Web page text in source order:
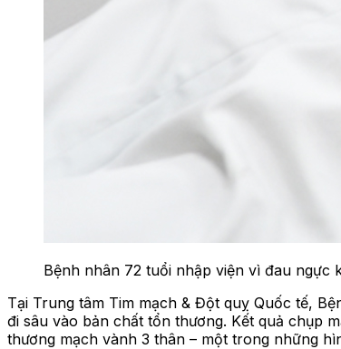
Bệnh nhân 72 tuổi nhập viện vì đau ngực
Tại Trung tâm Tim mạch & Đột quỵ Quốc tế,
đi sâu vào bản chất tổn thương. Kết quả chụp
thương mạch vành 3 thân – một trong những